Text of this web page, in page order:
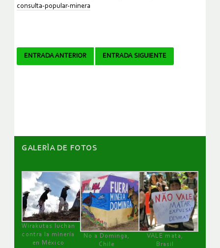
consulta-popular-minera
Navegador
ENTRADA ANTERIOR ENTRADA SIGUIENTE
GALERÌA DE FOTOS
Wirakutas luchan
contra la minería
en México
No a Dominga,
Chile
VALE mata,
Brasil